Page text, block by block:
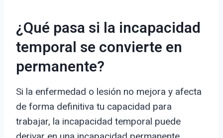
¿Qué pasa si la incapacidad
temporal se convierte en
permanente?
Si la enfermedad o lesión no mejora y afecta
de forma definitiva tu capacidad para
trabajar, la incapacidad temporal puede